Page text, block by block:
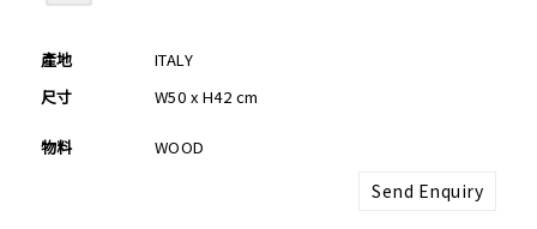
產地
ITALY
尺寸
W50 x H42 cm
物料 WOOD
Send Enquiry